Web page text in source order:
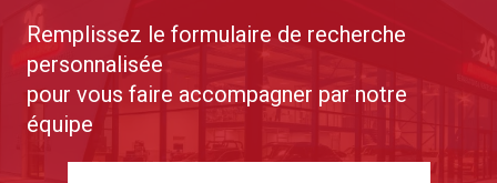
Remplissez le formulaire de recherche
personnalisée
pour vous faire accompagner par notre
équipe